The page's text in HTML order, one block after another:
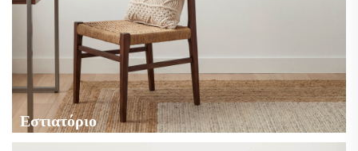
Εστιατόριο